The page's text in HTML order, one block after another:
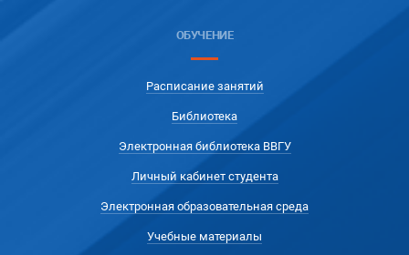
ОБУЧЕНИЕ
Расписание занятий
Библиотека
Электронная библиотека ВВГУ
Личный кабинет студента
Электронная образовательная среда
Учебные материалы